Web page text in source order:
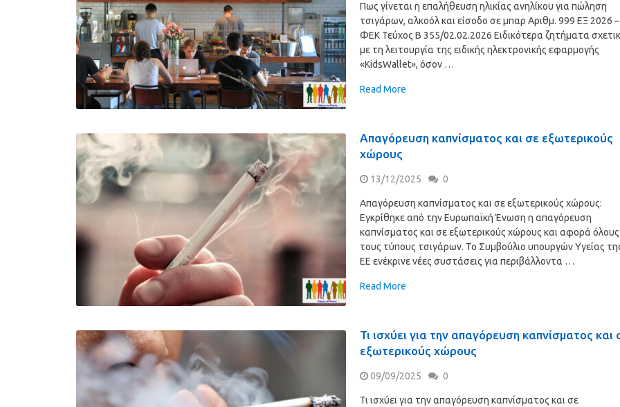
Πως γίνεται η επαλήθευση ηλικίας ανηλίκου για πώληση
τσιγάρων, αλκοόλ και είσοδο σε μπαρ Αριθμ. 999 ΕΞ 2026 –
ΦΕΚ Τεύχος Β 355/02.02.2026 Ειδικότερα ζητήματα
με τη λειτουργία της ειδικής ηλεκτρονικής εφαρμογής
«KidsWallet», όσον …
Read More
Απαγόρευση καπνίσματος και σε εξωτερικούς
χώρους
13/12/2025 0
Απαγόρευση καπνίσματος και σε εξωτερικούς χώρους:
Εγκρίθηκε από την Ευρωπαϊκή Ένωση η απαγόρευση
καπνίσματος και σε εξωτερικούς χώρους και αφορά όλους
τους τύπους τσιγάρων. Το Συμβούλιο υπουργών Υγείας
ΕΕ ενέκρινε νέες συστάσεις για περιβάλλοντα …
Read More
Τι ισχύει για την απαγόρευση καπνίσματος και
εξωτερικούς χώρους
09/09/2025 0
Τι ισχύει για την απαγόρευση καπνίσματος και σε